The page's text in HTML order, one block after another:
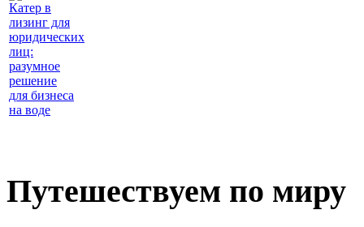
Катер в
лизинг для
юридических
лиц:
разумное
решение
для бизнеса
на воде
Путешествуем по миру